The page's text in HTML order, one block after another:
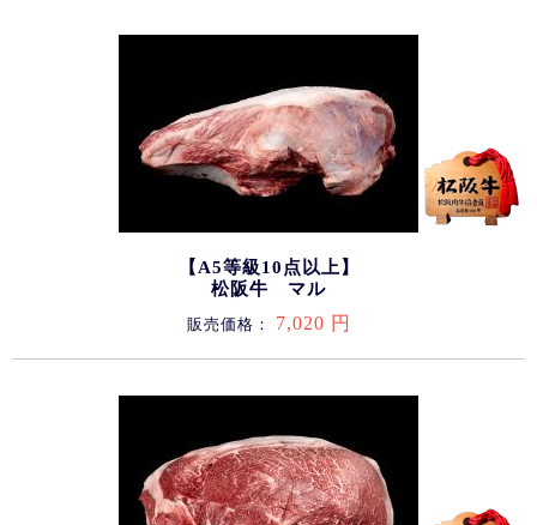
【A5等級10点以上】
松阪牛 マル
販売価格： 7,020 円